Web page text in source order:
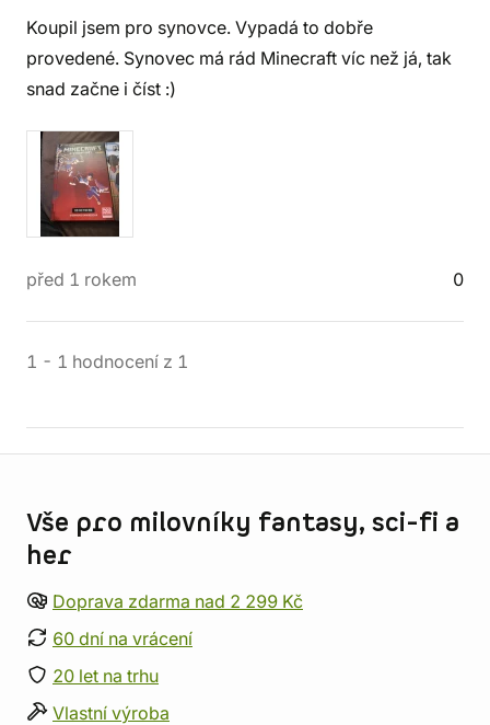
Koupil jsem pro synovce. Vypadá to dobře
provedené. Synovec má rád Minecraft víc než já, tak
snad začne i číst :)
před 1 rokem 0
1 - 1 hodnocení z 1
Vše pro milovníky fantasy, sci-fi a
her
Doprava zdarma nad 2 299 Kč
60 dní na vrácení
20 let na trhu
Vlastní výroba